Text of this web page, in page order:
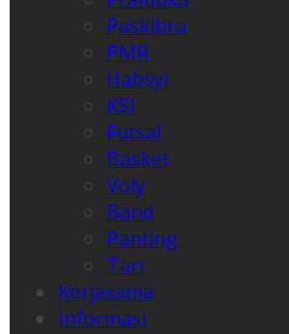
Paskibra
PMR
Habsyi
KSI
Futsal
Basket
Voly
Band
Panting
Tari
Kerjasama
Informasi